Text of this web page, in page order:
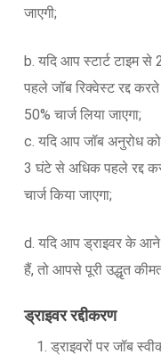
जाएगी;
b. यदि आप स्टार्ट टाइम
पहले जॉब रिक्वेस्ट रद्द
50% चार्ज लिया जाएगा;
c. यदि आप जॉब अनुरोध
3 घंटे से अधिक पहले रद्द
चार्ज किया जाएगा;
d. यदि आप ड्राइवर के
हैं, तो आपसे पूरी उद्धृत
ड्राइवर रद्दीकरण
ड्राइवरों पर जॉब